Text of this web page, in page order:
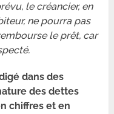
le créancier, en
ne pourra pas
le prêt, car
dans des
des dettes
chiffres et en